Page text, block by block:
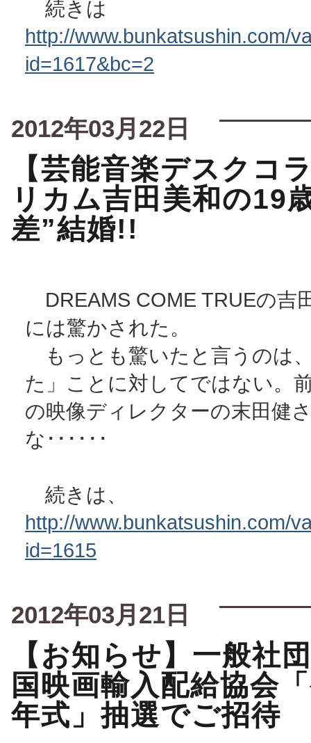
続きは
http://www.bunkatsushin.com/
id=1617&bc=2
2012年03月22日
【芸能音楽デスクコ
リカム吉田美和の19
差”結婚!!
DREAMS COME TRUEの吉
には驚かされた。
もっとも驚いたと言うのは
た」ことに対してではない。
の映像ディレクターの末田健
な･･････
続きは、
http://www.bunkatsushin.com/
id=1615
2012年03月21日
【お知らせ】一般社
国映画輸入配給協会
年式」抽選でご招待